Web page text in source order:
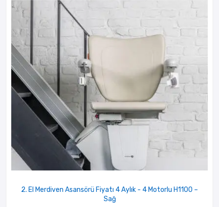
2. El Merdiven Asansörü Fiyatı 4 Aylık - 4 Motorlu H1100 –
Sağ